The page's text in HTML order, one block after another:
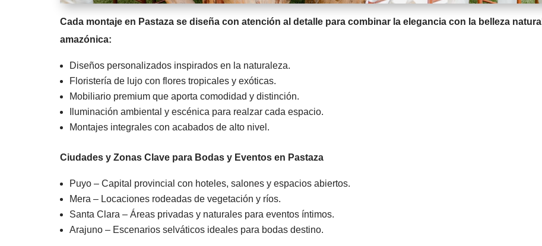
Cada montaje en Pastaza se diseña con atención al detalle para combinar la elegancia con la belleza natural
amazónica:
Diseños personalizados inspirados en la naturaleza.
Floristería de lujo con flores tropicales y exóticas.
Mobiliario premium que aporta comodidad y distinción.
Iluminación ambiental y escénica para realzar cada espacio.
Montajes integrales con acabados de alto nivel.
Ciudades y Zonas Clave para Bodas y Eventos en Pastaza
Puyo – Capital provincial con hoteles, salones y espacios abiertos.
Mera – Locaciones rodeadas de vegetación y ríos.
Santa Clara – Áreas privadas y naturales para eventos íntimos.
Arajuno – Escenarios selváticos ideales para bodas destino.